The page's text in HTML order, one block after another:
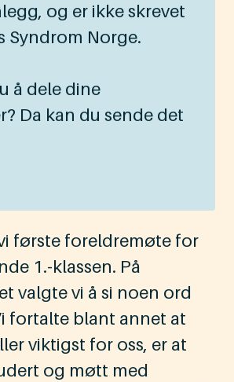
og er ikke skrevet
Syndrom Norge.
å dele dine
Da kan du sende det
første foreldremøte for
1.-klassen. På
valgte vi å si noen ord
fortalte blant annet at
viktigst for oss, er at
og møtt med